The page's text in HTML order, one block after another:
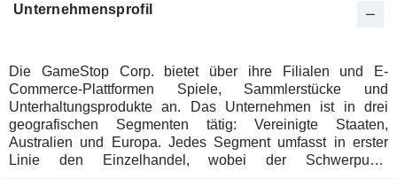
Unternehmensprofil
Die GameStop Corp. bietet über ihre Filialen und E-
Commerce-Plattformen Spiele, Sammlerstücke und
Unterhaltungsprodukte an. Das Unternehmen ist in drei
geografischen Segmenten tätig: Vereinigte Staaten,
Australien und Europa. Jedes Segment umfasst in erster
Linie den Einzelhandel, wobei der Schwerpunkt